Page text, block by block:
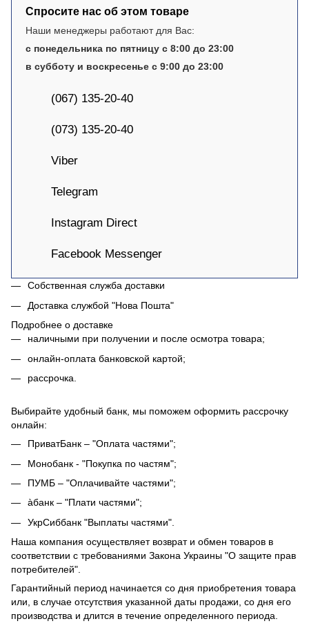
Спросите нас об этом товаре
Наши менеджеры работают для Вас:
с понедельника по пятницу с 8:00 до 23:00
в субботу и воскресенье с 9:00 до 23:00
(067) 135-20-40
(073) 135-20-40
Viber
Telegram
Instagram Direct
Facebook Messenger
Собственная служба доставки
Доставка службой "Нова Пошта"
Подробнее о доставке
наличными при получении и после осмотра товара;
онлайн-оплата банковской картой;
рассрочка.
Выбирайте удобный банк, мы поможем оформить рассрочку
онлайн:
ПриватБанк – "Оплата частями";
Монобанк - "Покупка по частям";
ПУМБ – "Оплачивайте частями";
àбанк – "Плати частями";
УкрСиббанк "Выплаты частями".
Наша компания осуществляет возврат и обмен товаров в
соответствии с требованиями Закона Украины "О защите прав
потребителей".
Гарантийный период начинается со дня приобретения товара
или, в случае отсутствия указанной даты продажи, со дня его
производства и длится в течение определенного периода.